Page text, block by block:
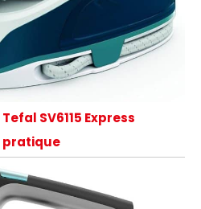
SV6115 Express
pratique